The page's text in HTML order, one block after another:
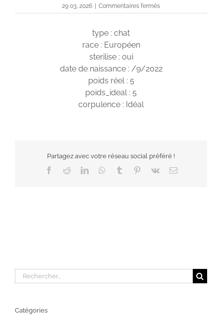
29 03, 2026 Commentaires ferméssur
Milo
type : chat
race : Européen
sterilise : oui
date de naissance : /9/2022
poids réel : 5
poids_ideal : 5
corpulence : Idéal
Partagez avec votre réseau social préféré !
Facebook
RedditLinkedInWhatsApp
Tumblr Pinterest
Vk Email
Rechercher:
Catégories